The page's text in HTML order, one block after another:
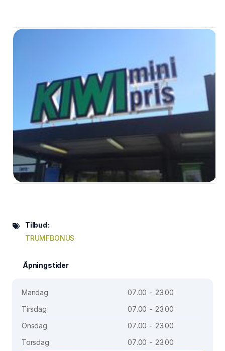
Tilbud:
TRUMFBONUS
Åpningstider
Mandag
07.00 - 23.00
Tirsdag
07.00 - 23.00
Onsdag
07.00 - 23.00
Torsdag
07.00 - 23.00